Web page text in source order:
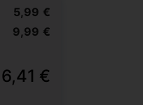
5,99 €
9,99 €
6,41 €